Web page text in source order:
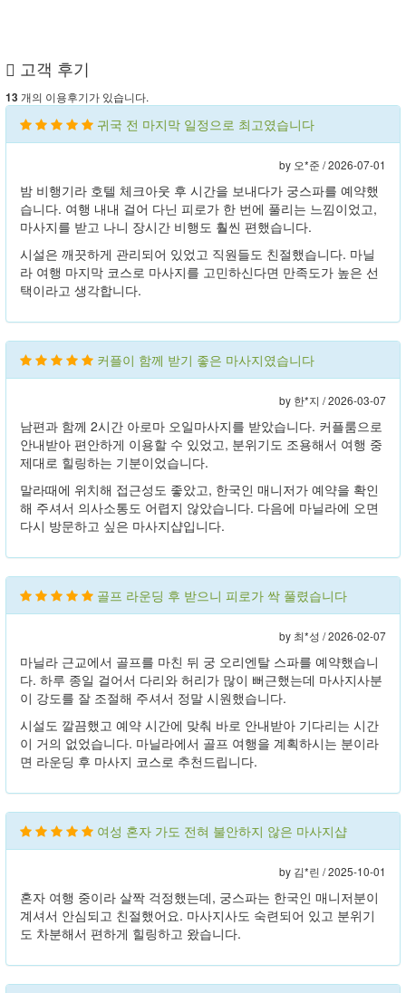
고객 후기
13 개의 이용후기가 있습니다.
귀국 전 마지막 일정으로 최고였습니다
by 오*준 /2026-07-01
밤 비행기라 호텔 체크아웃 후 시간을 보내다가 궁스파를 예약했
습니다. 여행 내내 걸어 다닌 피로가 한 번에 풀리는 느낌이었고,
마사지를 받고 나니 장시간 비행도 훨씬 편했습니다.
시설은 깨끗하게 관리되어 있었고 직원들도 친절했습니다. 마닐
라 여행 마지막 코스로 마사지를 고민하신다면 만족도가 높은 선
택이라고 생각합니다.
커플이 함께 받기 좋은 마사지였습니다
by 한*지 /2026-03-07
남편과 함께 2시간 아로마 오일마사지를 받았습니다. 커플룸으로
안내받아 편안하게 이용할 수 있었고, 분위기도 조용해서 여행 중
제대로 힐링하는 기분이었습니다.
말라때에 위치해 접근성도 좋았고, 한국인 매니저가 예약을 확인
해 주셔서 의사소통도 어렵지 않았습니다. 다음에 마닐라에 오면
다시 방문하고 싶은 마사지샵입니다.
골프 라운딩 후 받으니 피로가 싹 풀렸습니다
by 최*성 /2026-02-07
마닐라 근교에서 골프를 마친 뒤 궁 오리엔탈 스파를 예약했습니
다. 하루 종일 걸어서 다리와 허리가 많이 뻐근했는데 마사지사분
이 강도를 잘 조절해 주셔서 정말 시원했습니다.
시설도 깔끔했고 예약 시간에 맞춰 바로 안내받아 기다리는 시간
이 거의 없었습니다. 마닐라에서 골프 여행을 계획하시는 분이라
면 라운딩 후 마사지 코스로 추천드립니다.
여성 혼자 가도 전혀 불안하지 않은 마사지샵
by 김*린 /2025-10-01
혼자 여행 중이라 살짝 걱정했는데, 궁스파는 한국인 매니저분이
계셔서 안심되고 친절했어요. 마사지사도 숙련되어 있고 분위기
도 차분해서 편하게 힐링하고 왔습니다.